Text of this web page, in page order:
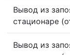
Вывод из
стационаре
Вывод из